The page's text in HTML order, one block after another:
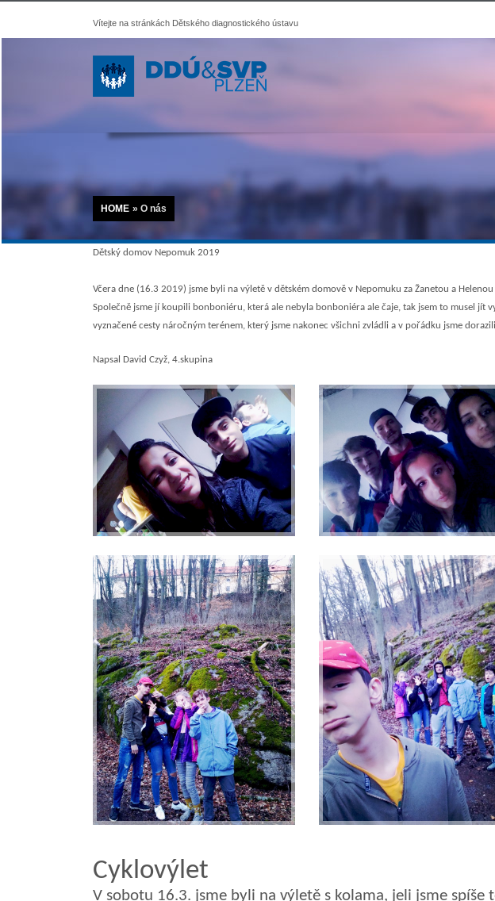
Vítejte na stránkách Dětského diagnostického ústavu
HOME » O nás
Dětský domov Nepomuk 2019
Včera dne (16.3 2019) jsme byli na výletě v dětském domově v Nepomuku za Žanetou a
Společně jsme jí koupili bonboniéru, která ale nebyla bonboniéra ale čaje, tak jsem to musel
vyznačené cesty náročným terénem, který jsme nakonec všichni zvládli a v pořádku jsme
Napsal David Czyž, 4.skupina
Cyklovýlet
V sobotu 16.3. jsme byli na vý letě s kolama, jeli jsme spíše